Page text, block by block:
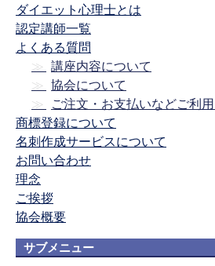
ダイエット心理士とは
認定講師一覧
よくある質問
講座内容について
協会について
ご注文・お支払いなどご利
商標登録について
名刺作成サービスについて
お問い合わせ
理念
ご挨拶
協会概要
サブメニュー